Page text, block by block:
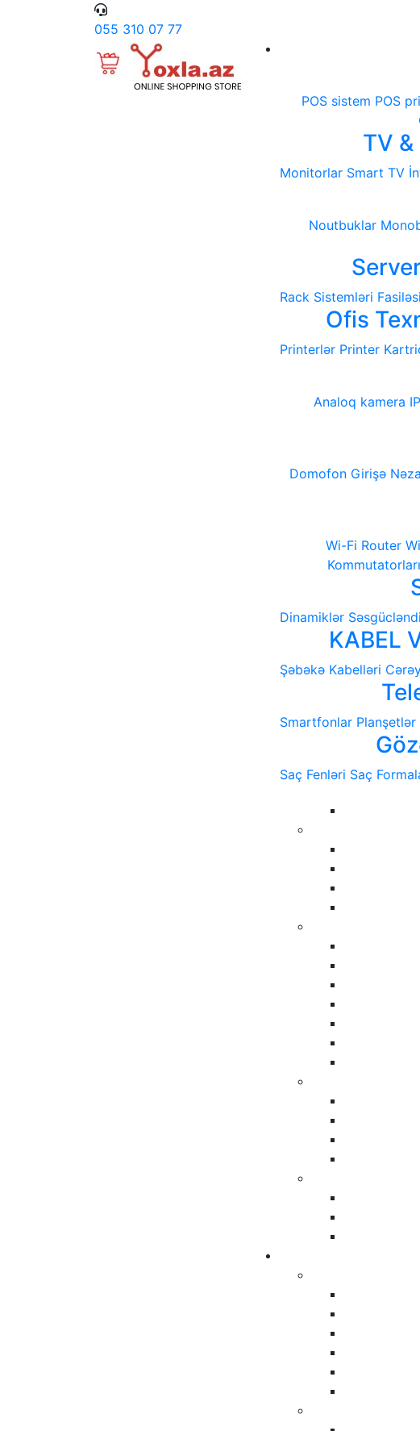
055 310 07 77
POS sistem POS
TV &
Monitorlar Smart TV
Noutbuklar
Rack Sistemləri
Ofis
Printerlər Printer
Analoq kamera
Domofon Girişə
Wi-Fi Router
Kommutatorları
Dinamiklər
KABEL
Şəbəkə Kabelləri
Smartfonlar Planşetlər
Saç Fenləri Saç